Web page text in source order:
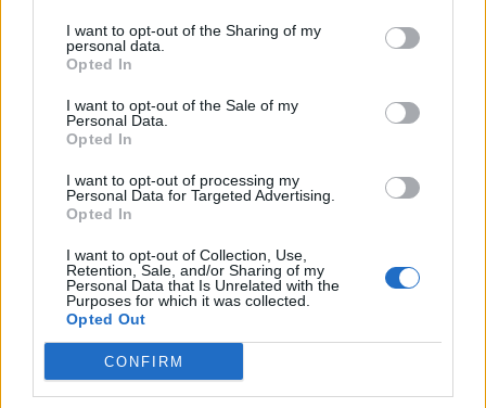
I want to opt-out of the Sharing of my
personal data.
Opted In
I want to opt-out of the Sale of my
Personal Data.
Opted In
I want to opt-out of processing my
Personal Data for Targeted Advertising.
Opted In
I want to opt-out of Collection, Use,
Retention, Sale, and/or Sharing of my
Personal Data that Is Unrelated with the
Purposes for which it was collected.
Opted Out
CONFIRM